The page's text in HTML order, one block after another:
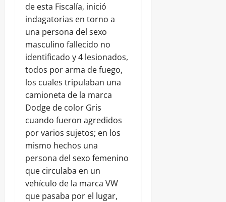
de esta Fiscalía, inició
indagatorias en torno a
una persona del sexo
masculino fallecido no
identificado y 4 lesionados,
todos por arma de fuego,
los cuales tripulaban una
camioneta de la marca
Dodge de color Gris
cuando fueron agredidos
por varios sujetos; en los
mismo hechos una
persona del sexo femenino
que circulaba en un
vehículo de la marca VW
que pasaba por el lugar,